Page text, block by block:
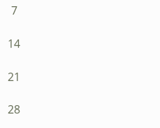
7
14
21
28